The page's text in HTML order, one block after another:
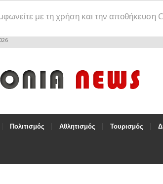
με τη χρήση και την αποθήκευση
Πολιτισμός Αθλητισμός Τουρισμός